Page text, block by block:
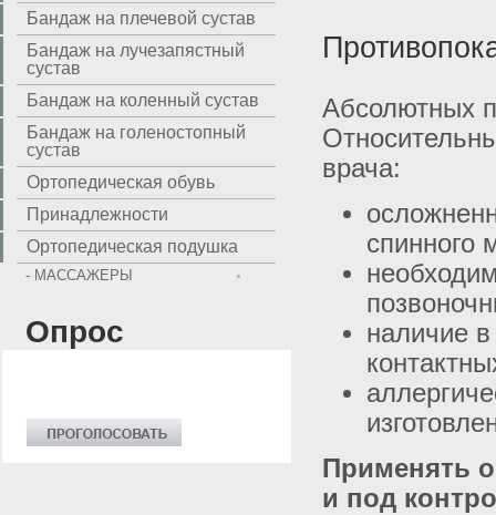
Абсолютных
врача:
спинного
наличие в
Применять
и под
Бандаж на плечевой сустав
Бандаж на лучезапястный
сустав
Бандаж на коленный сустав
Бандаж на голеностопный
сустав
Ортопедическая обувь
Принадлежности
Ортопедическая подушка
- МАССАЖЕРЫ
Опрос